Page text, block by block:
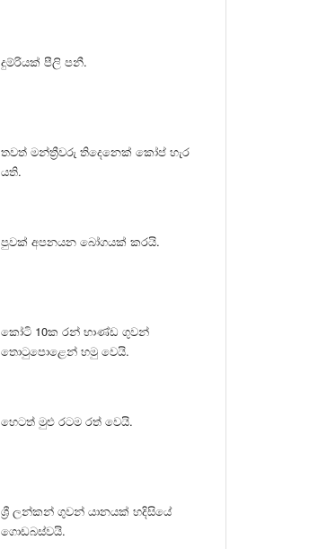
දුම්රියක් පීලි පනී.
තවත් මන්ත්‍රීවරු තිදෙනෙක් කෝප් හැර
යති.
පුවක් අපනයන බෝගයක් කරයි.
කෝටි 10ක රන් භාණ්ඩ ගුවන්
තොටුපොළෙන් හමු වෙයි.
හෙටත් මුළු රටම රත් වෙයි.
ශ්‍රී ලන්කන් ගුවන් යානයක් හදිසියේ
ගොඩබස්වයි.